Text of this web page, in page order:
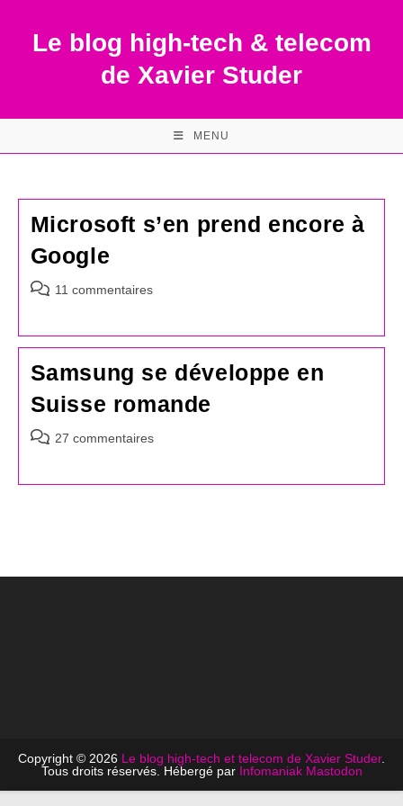
contentLe blog high-tech & telecom
de Xavier Studer
MENU
Microsoft s’en prend encore à
Google
Commentaires
publication :
11 commentaires
Samsung se développe en
Suisse romande
Commentaires
27 commentaires
Copyright © 2026 Le blog high-tech et telecom de Xavier Studer.
Tous droits réservés. Hébergé par Infomaniak Mastodon